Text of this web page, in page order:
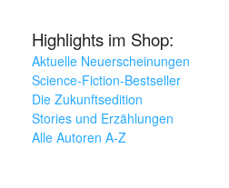
Highlights im Shop:
Aktuelle Neuerscheinungen
Science-Fiction-Bestseller
Die Zukunftsedition
Stories und Erzählungen
Alle Autoren A-Z